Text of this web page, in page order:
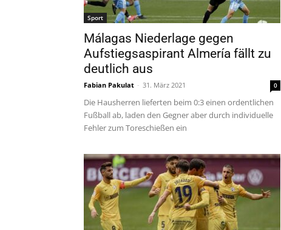
Sport
Málagas Niederlage gegen
Aufstiegsaspirant Almería fällt zu
deutlich aus
Fabian Pakulat - 31. März 2021 0
Die Hausherren lieferten beim 0:3 einen ordentlichen
Fußball ab, laden den Gegner aber durch individuelle
Fehler zum Toreschießen ein